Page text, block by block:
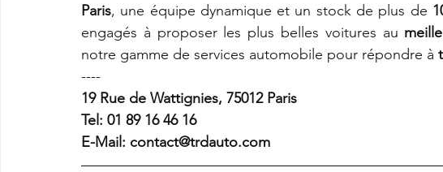
Paris, une équipe dynamique et un stock de plus de
engagés à proposer les plus belles voitures au
notre gamme de services automobile pour répondre à
----
19 Rue de Wattignies, 75012 Paris
Tel: 01 89 16 46 16
E-Mail: contact@trdauto.com